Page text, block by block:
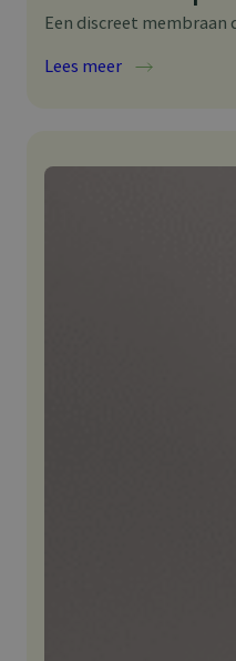
Een discreet
Lees meer: